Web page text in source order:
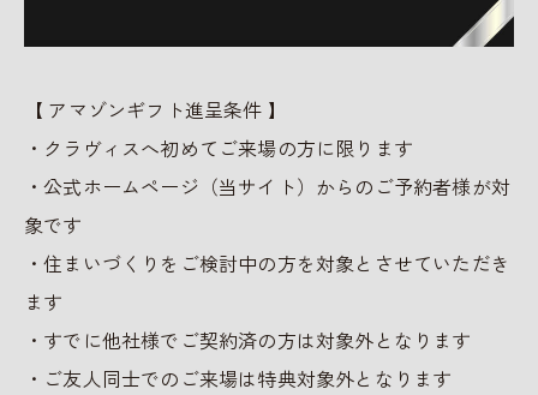
【 アマゾンギフト進呈条件 】
・クラヴィスへ初めてご来場の方に限ります
・公式ホームページ（当サイト）からのご予約者様が対
象です
・住まいづくりをご検討中の方を対象とさせていただき
ます
・すでに他社様でご契約済の方は対象外となります
・ご友人同士でのご来場は特典対象外となります